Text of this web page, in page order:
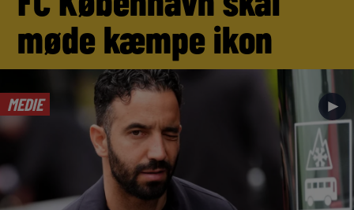
møde kæmpe ikon
MEDIE ►